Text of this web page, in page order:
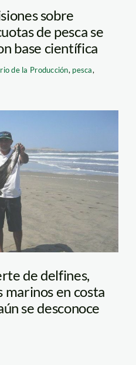
sobre
de pesca se
base científica
de la Producción, pesca,
de delfines,
marinos en costa
se desconoce